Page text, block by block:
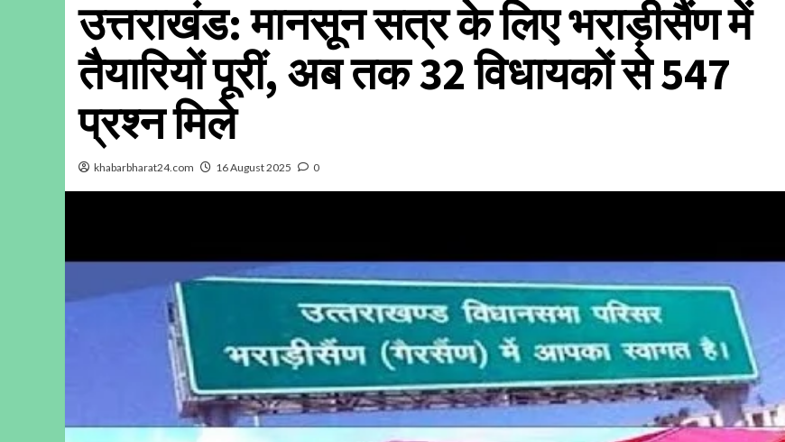
उत्तराखंड: मानसून सत्र के लिए भराड़ीसैंण में
तैयारियों पूरीं, अब तक 32 विधायकों से 547
प्रश्न मिले
khabarbharat24.com 16 August 2025 0